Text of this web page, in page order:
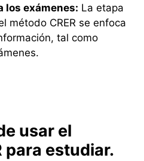
los exámenes: La etapa
método CRER se enfoca
tal como
usar el
para estudiar.